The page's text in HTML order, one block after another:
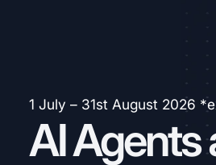
1 July – 31st August 2026
AI Agents